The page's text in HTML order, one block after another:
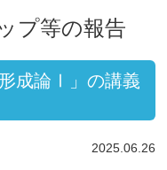
プ等の報告
成論Ⅰ」の講義
2025.06.26